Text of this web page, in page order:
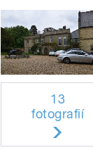
13
fotografií